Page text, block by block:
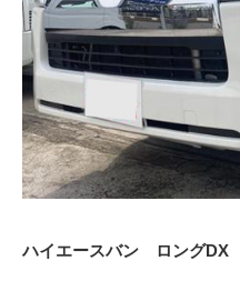
ハイエースバン ロングDX